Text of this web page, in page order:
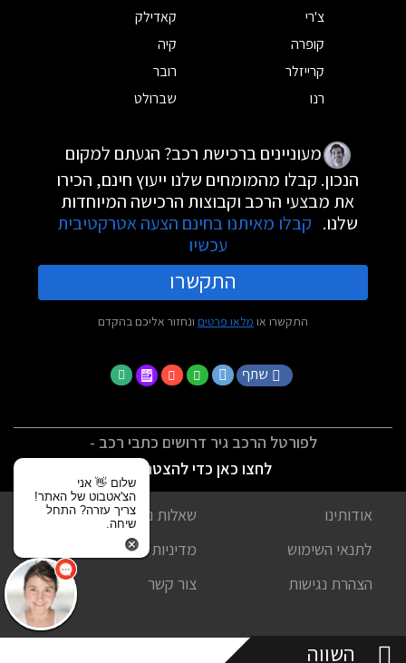
צ'רי
קאדילק
קופרה
קיה
קרייזלר
רובר
רנו
שברולט
מעוניינים ברכישת רכב? הגעתם למקום
הנכון. קבלו מהמומחים שלנו ייעוץ חינם, הכירו
את מבצעי הרכב וקבוצות הרכישה המיוחדות
שלנו. קבלו מאיתנו בחינם הצעה אטרקטיבית
עכשיו
התקשרו
התקשרו או מלאו פרטים ונחזור אליכם בהקדם
שתף
לפורטל הרכב גיר דרושים כתבי רכב -
לחצו כאן כדי להצטרף
אודותינו
שאלות נפוצות
לתנאי השימוש
מדיניות פרטיות
הצהרת נגישות
צור קשר
השווה
שלום 👋 אני
הצ'אטבוט של האתר!
צריך עזרה? התחל
שיחה.